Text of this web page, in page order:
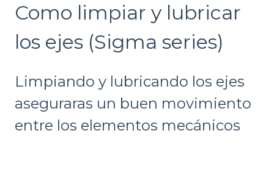
Como limpiar y lubricar
los ejes (Sigma series)
Limpiando y lubricando los ejes
aseguraras un buen movimiento
entre los elementos mecánicos